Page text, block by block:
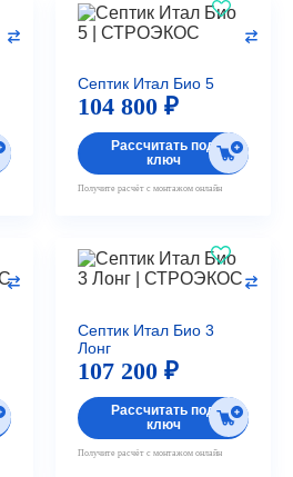
Септик Итал Био 5
104 800 ₽
Рассчитать под
ключ
Получите расчёт с монтажом онлайн
Септик Итал Био 3
Лонг
107 200 ₽
Рассчитать под
ключ
Получите расчёт с монтажом онлайн